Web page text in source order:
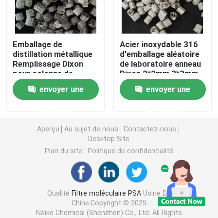
carbonate de lithium
Alumine activée
Emballage aléatoire en colonne
Emballage de laboratoire
internals de colonne de distillation
Boule en céramique d'alumine
Emballage de
distillation métallique
Remplissage Dixon
pour colonne de
distillation
envoyer une
Acier inoxydable 316
d'emballage aléatoire
de laboratoire anneau
Dixon 2*2mm 3*3mm
4*4mm
envoyer une
Aperçu Au sujet de nous
Contactez-nous
Desktop Site
Plan du site
Politique de confidentialité
Qualité Filtre moléculaire PSAUsine De
Chine.Copyright © 2025
Naike Chemical (Shenzhen) Co., Ltd. All Rights